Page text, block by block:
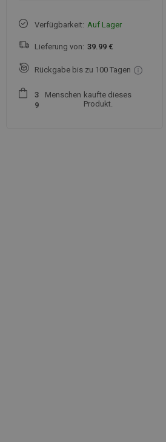
Verfügbarkeit: Auf Lager
Lieferung von: 39.99 €
Rückgabe bis zu 100 Tagen
3
9
Menschen kaufte dieses
Produkt.